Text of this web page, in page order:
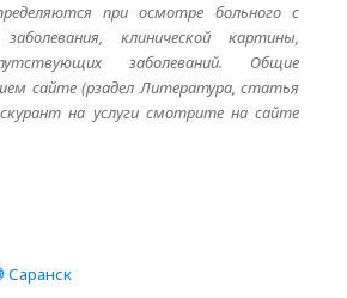
при осмотре больного с
клинической картины,
заболеваний. Общие
сайте (рзадел Литература, статья
на услуги смотрите на сайте
Саранск